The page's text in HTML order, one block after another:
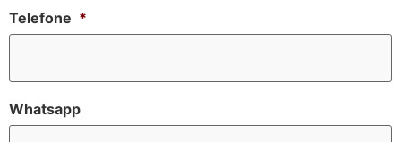
Telefone *
Whatsapp